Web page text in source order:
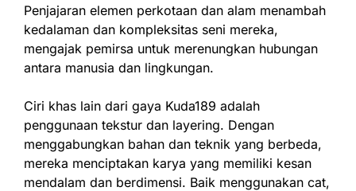
Penjajaran elemen perkotaan dan alam menambah
kedalaman dan kompleksitas seni mereka,
mengajak pemirsa untuk merenungkan hubungan
antara manusia dan lingkungan.
Ciri khas lain dari gaya Kuda189 adalah
penggunaan tekstur dan layering. Dengan
menggabungkan bahan dan teknik yang berbeda,
mereka menciptakan karya yang memiliki kesan
mendalam dan berdimensi. Baik menggunakan cat,